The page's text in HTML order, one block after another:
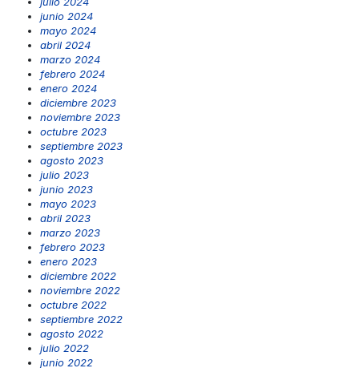
junio 2024
mayo 2024
abril 2024
marzo 2024
febrero 2024
enero 2024
diciembre 2023
noviembre 2023
octubre 2023
septiembre 2023
agosto 2023
julio 2023
junio 2023
mayo 2023
abril 2023
marzo 2023
febrero 2023
enero 2023
diciembre 2022
noviembre 2022
octubre 2022
septiembre 2022
agosto 2022
julio 2022
junio 2022